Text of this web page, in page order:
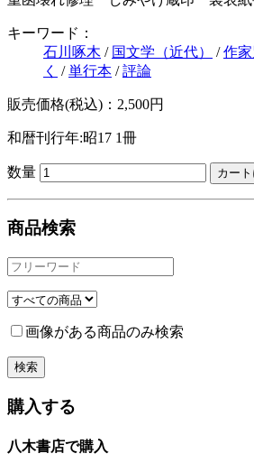
キーワード：
石川啄木 / 国文学（近代） /作家
く /単行本 /評論
販売価格(税込)：2,500円
和暦刊行年:昭17 1冊
数量
商品検索
画像がある商品のみ検索
購入する
八木書店で購入